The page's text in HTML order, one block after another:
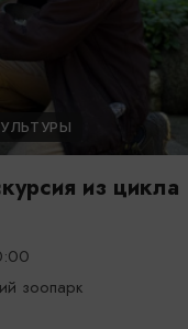
из цикла
зоопарк